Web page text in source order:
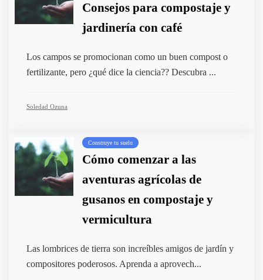
Consejos para compostaje y
jardinería con café
Los campos se promocionan como un buen compost o
fertilizante, pero ¿qué dice la ciencia?? Descubra ...
Soledad Ozuna
Construye tu suelo
Cómo comenzar a las
aventuras agrícolas de
gusanos en compostaje y
vermicultura
Las lombrices de tierra son increíbles amigos de jardín y
compositores poderosos. Aprenda a aprovech...